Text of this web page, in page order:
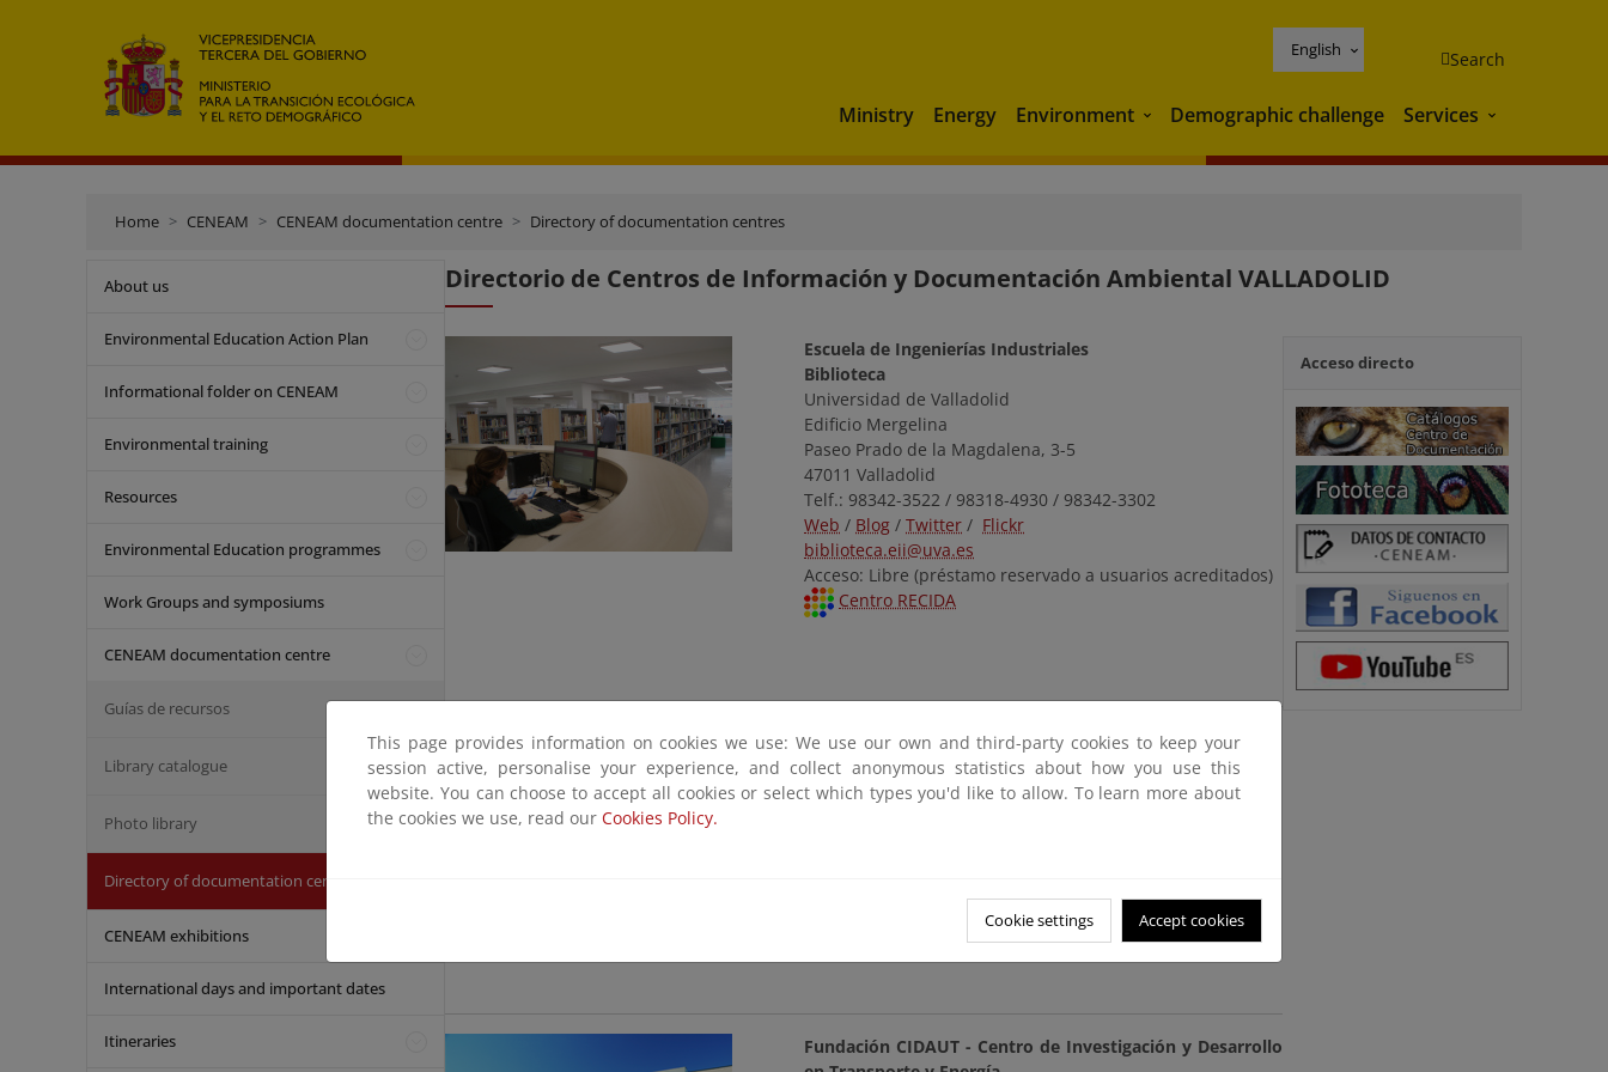
English Search
Ministry Energy Environment Environment
Demographic challenge Services Services
Home CENEAM CENEAM documentation centre Directory of documentation centres
About us
Environmental Education Action Plan
Informational folder on CENEAM
Environmental training
Resources
Environmental Education programmes
Work Groups and symposiums
CENEAM documentation centre
Guías de recursos
Library catalogue
Photo library
Directory of documentation centres
CENEAM exhibitions
International days and important dates
Itineraries
Directorio de Centros de Información y Documentación Ambiental VALLADOLID
Escuela de Ingenierías Industriales
Biblioteca
Universidad de Valladolid
Edificio Mergelina
Paseo Prado de la Magdalena, 3-5
47011 Valladolid
Telf.: 98342-3522 / 98318-4930 / 98342-3302
Web / Blog / Twitter / Flickr
biblioteca.eii@uva.es
Acceso: Libre (préstamo reservado a usuarios acreditados)
Centro RECIDA
Fundación "Joaquín Díaz"
Diputación de Valladolid
Real, 4
Fundación CIDAUT - Centro de Investigación y Desarrollo
Acceso directo
This page provides information on cookies we use: We use our own and third-party cookies to keep your
session active, personalise your experience, and collect anonymous statistics about how you use this
website. You can choose to accept all cookies or select which types you'd like to allow. To learn more about
the cookies we use, read our Cookies Policy.
Cookie settings Accept cookies